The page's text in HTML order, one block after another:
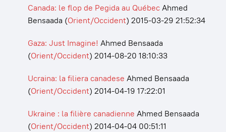
Canada: le flop de Pegida au QuébecAhmed
Bensaada (Orient/Occident) 2015-03-29 21:52:34
Gaza: Just Imagine! Ahmed Bensaada
(Orient/Occident) 2014-08-20 18:10:33
Ucraina: la filiera canadese Ahmed Bensaada
(Orient/Occident) 2014-04-19 17:22:01
Ukraine : la filière canadienne Ahmed Bensaada
(Orient/Occident) 2014-04-04 00:51:11